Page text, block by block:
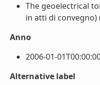
The geoelectrical
in atti di convegno)
Anno
2006-01-
Alternative label